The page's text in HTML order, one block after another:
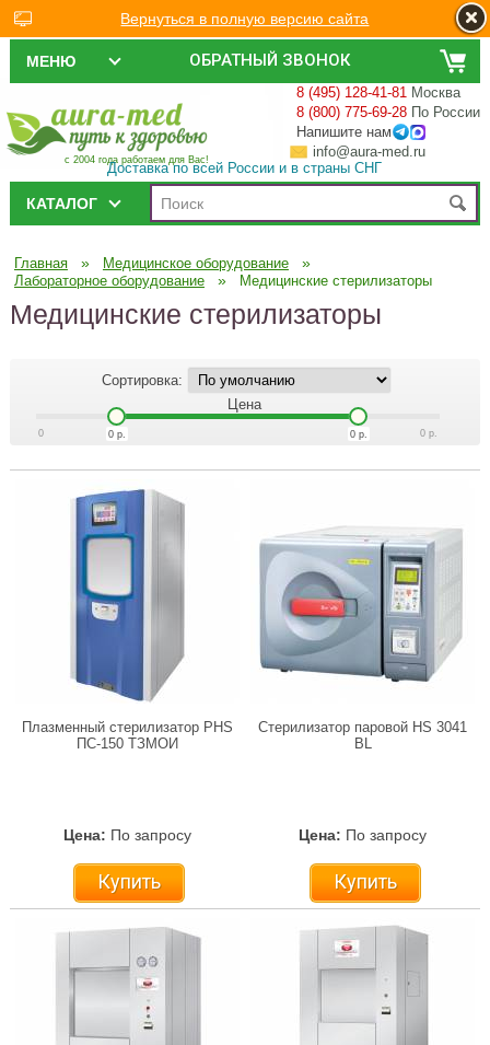
ОБРАТНЫЙ ЗВОНОК
МЕНЮ
с 2004 года работаем для Вас!
8 (495) 128-41-81 Москва
8 (800) 775-69-28 По России
Напишите нам
info@aura-med.ru
Доставка по всей России и в страны СНГ
КАТАЛОГ
Главная » Медицинское оборудование »
Лабораторное оборудование » Медицинские стерилизаторы
Медицинские стерилизаторы
Сортировка:
Цена
0 0 р.
0р. 0 р.
Плазменный стерилизатор PHS
ПС-150 ТЗМОИ
Цена: По запросу
Купить
Стерилизатор паровой HS 3041
BL
Цена: По запросу
Купить
Вернуться в полную версию сайта